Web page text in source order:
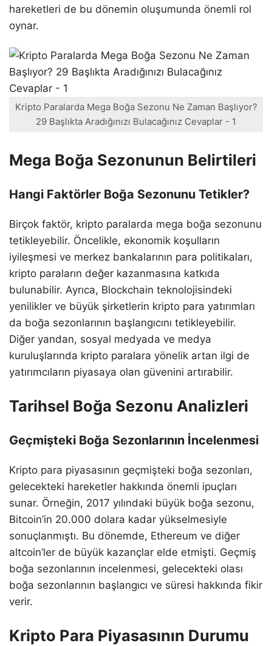
hareketleri de bu dönemin oluşumunda önemli rol
oynar.
Kripto Paralarda Mega Boğa Sezonu Ne Zaman Başlıyor?
29 Başlıkta Aradığınızı Bulacağınız Cevaplar - 1
Mega Boğa Sezonunun Belirtileri
Hangi Faktörler Boğa Sezonunu Tetikler?
Birçok faktör, kripto paralarda mega boğa sezonunu
tetikleyebilir. Öncelikle, ekonomik koşulların
iyileşmesi ve merkez bankalarının para politikaları,
kripto paraların değer kazanmasına katkıda
bulunabilir. Ayrıca, Blockchain teknolojisindeki
yenilikler ve büyük şirketlerin kripto para yatırımları
da boğa sezonlarının başlangıcını tetikleyebilir.
Diğer yandan, sosyal medyada ve medya
kuruluşlarında kripto paralara yönelik artan ilgi de
yatırımcıların piyasaya olan güvenini artırabilir.
Tarihsel Boğa Sezonu Analizleri
Geçmişteki Boğa Sezonlarının İncelenmesi
Kripto para piyasasının geçmişteki boğa sezonları,
gelecekteki hareketler hakkında önemli ipuçları
sunar. Örneğin, 2017 yılındaki büyük boğa sezonu,
Bitcoin’in 20.000 dolara kadar yükselmesiyle
sonuçlanmıştı. Bu dönemde, Ethereum ve diğer
altcoin’ler de büyük kazançlar elde etmişti. Geçmiş
boğa sezonlarının incelenmesi, gelecekteki olası
boğa sezonlarının başlangıcı ve süresi hakkında fikir
verir.
Kripto Para Piyasasının Durumu